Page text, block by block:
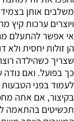
משלבים אותן
ויוצרים ערכות קיץ
אי אפשר להתעלם
הן זולות יחסית ולא
שצריך כשהילדה
כך בפועל. ואם
לעמוד בפני
בקיצור, אם אתה
תכשיטים בהתאמה